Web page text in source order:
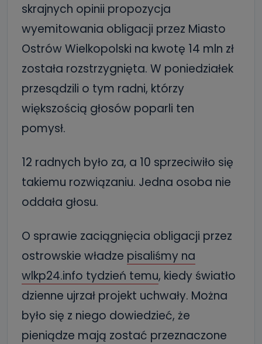
skrajnych opinii propozycja
wyemitowania obligacji przez Miasto
Ostrów Wielkopolski na kwotę 14 mln zł
została rozstrzygnięta. W poniedziałek
przesądzili o tym radni, którzy
większością głosów poparli ten
pomysł.
12 radnych było za, a 10 sprzeciwiło się
takiemu rozwiązaniu. Jedna osoba nie
oddała głosu.
O sprawie zaciągnięcia obligacji przez
ostrowskie władze pisaliśmy na
wlkp24.info tydzień temu, kiedy światło
dzienne ujrzał projekt uchwały. Można
było się z niego dowiedzieć, że
pieniądze mają zostać przeznaczone